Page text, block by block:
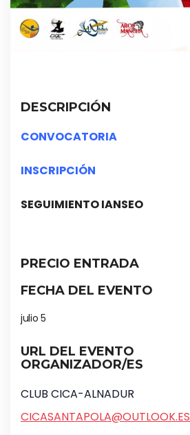
DESCRIPCIÓN
CONVOCATORIA
INSCRIPCIÓN
SEGUIMIENTO IANSEO
PRECIO ENTRADA
FECHA DEL EVENTO
julio 5
URL DEL EVENTO
ORGANIZADOR/ES
CLUB CICA-ALNADUR
CICASANTAPOLA@OUTLOOK.ES